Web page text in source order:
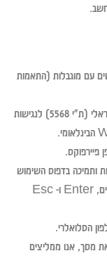
עם מוגבלות (התאמות
התאמות הנגישות בוצעו עפ"י המלצות התקן הישראלי (ת"י 5568) לנגישות
פיירפוקס.
ותמיכה בדפוס השימוש
המקובל להפעלה עם מקלדת בעזרת מקשי החיצים, Enter ו- Esc
הסלואלרי.
מסך, אנו ממליצים